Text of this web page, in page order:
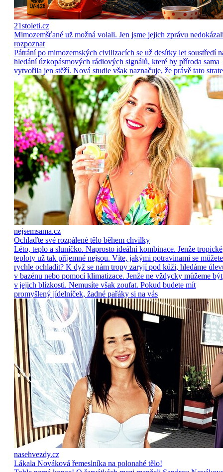
21stoleti.cz
Mimozemšťané už možná volali. Jen jsme jejich zprávu
rozpoznat
Pátrání po mimozemských civilizacích se už desítky let soustředí
hledání úzkopásmových rádiových signálů, které by příroda sama
vytvořila jen stěží. Nová studie však naznačuje, že právě tato strate
nejsemsama.cz
Ochlaďte své rozpálené tělo během chvilky
Léto, teplo a sluníčko. Naprosto ideální kombinace. Jenže tropické
teploty už tak příjemné nejsou. Víte, jakými potravinami se můžete
rychle ochladit? K dyž se nám tropy zaryjí pod kůži, hledáme
v bazénu nebo pomocí klimatizace. Jenže ne vždycky můžeme být
v jejich blízkosti. Nemusíte však zoufat. Pokud budete mít
promyšlený jídelníček, žadné pařáky si na vás
nasehvezdy.cz
Lákala Nováková řemeslníka na polonahé tělo!